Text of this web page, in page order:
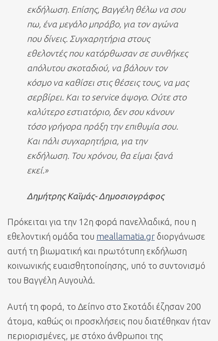
εκδήλωση. Επίσης, Βαγγέλη θέλω να σου
πω, ένα μεγάλο μπράβο, για τον αγώνα
που δίνεις. Συγχαρητήρια στους
εθελοντές που κατόρθωσαν σε συνθήκες
απόλυτου σκοταδιού, να βάλουν τον
κόσμο να καθίσει στις θέσεις τους, να μας
σερβίρει. Και το service άψογο. Ούτε στο
καλύτερο εστιατόριο, δεν σου κάνουν
τόσο γρήγορα πράξη την επιθυμία σου.
Και πάλι συγχαρητήρια, για την
εκδήλωση. Του χρόνου, θα είμαι ξανά
εκεί.»
Δημήτρης Καϊμάς- Δημοσιογράφος
Πρόκειται για την 12η φορά πανελλαδικά, που η
εθελοντική ομάδα του meallamatia.gr διοργάνωσε
αυτή τη βιωματική και πρωτότυπη εκδήλωση
κοινωνικής ευαισθητοποίησης, υπό το συντονισμό
του Βαγγέλη Αυγουλά.
Αυτή τη φορά, το Δείπνο στο Σκοτάδι έζησαν 200
άτομα, καθώς οι προσκλήσεις που διατέθηκαν ήταν
περιορισμένες, με στόχο άνθρωποι της